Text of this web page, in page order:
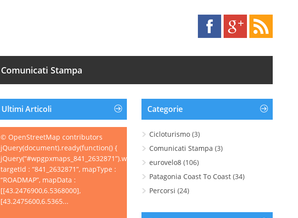
Comunicati Stampa
Ultimi Articoli
© OpenStreetMap contributors
jQuery(document).ready(function() {
jQuery(“#wpgpxmaps_841_2632871”).wpgpxmaps({
targetId : “841_2632871”, mapType :
“ROADMAP”, mapData :
[[43.2476900,6.5368000],
[43.2475600,6.5365...
Categorie
Cicloturismo (3)
Comunicati Stampa (3)
eurovelo8 (106)
Patagonia Coast To Coast (34)
Percorsi (24)